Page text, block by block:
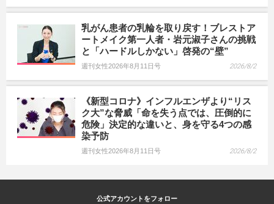
乳がん患者の乳輪を取り戻す！ブレストア
ートメイク第一人者・岩元淑子さんの挑戦
と「ハードルしかない」啓発の“壁”
週刊女性2026年8月11日号 2026/8/2
《新型コロナ》インフルエンザより“リス
ク大”な脅威「命を失う点では、圧倒的に
危険」決定的な違いと、身を守る4つの感
染予防
週刊女性2026年8月11日号 2026/8/2
公式アカウントをフォロー